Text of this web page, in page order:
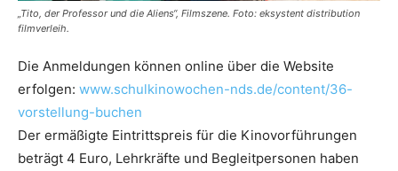
„Tito, der Professor und die Aliens“, Filmszene. Foto: eksystent distribution
filmverleih.
Die Anmeldungen können online über die Website
erfolgen: www.schulkinowochen-nds.de/content/36-
vorstellung-buchen
Der ermäßigte Eintrittspreis für die Kinovorführungen
beträgt 4 Euro, Lehrkräfte und Begleitpersonen haben